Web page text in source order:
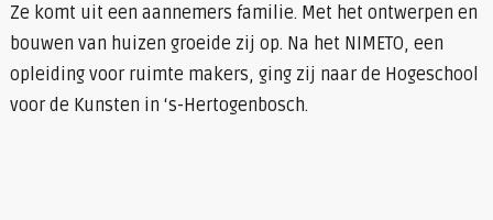
Ze komt uit een aannemers familie. Met het ontwerpen en
bouwen van huizen groeide zij op. Na het NIMETO, een
opleiding voor ruimte makers, ging zij naar de Hogeschool
voor de Kunsten in ‘s-Hertogenbosch.